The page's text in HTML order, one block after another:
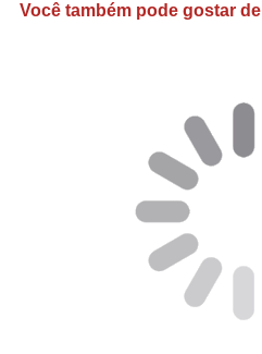
Você também pode gostar de